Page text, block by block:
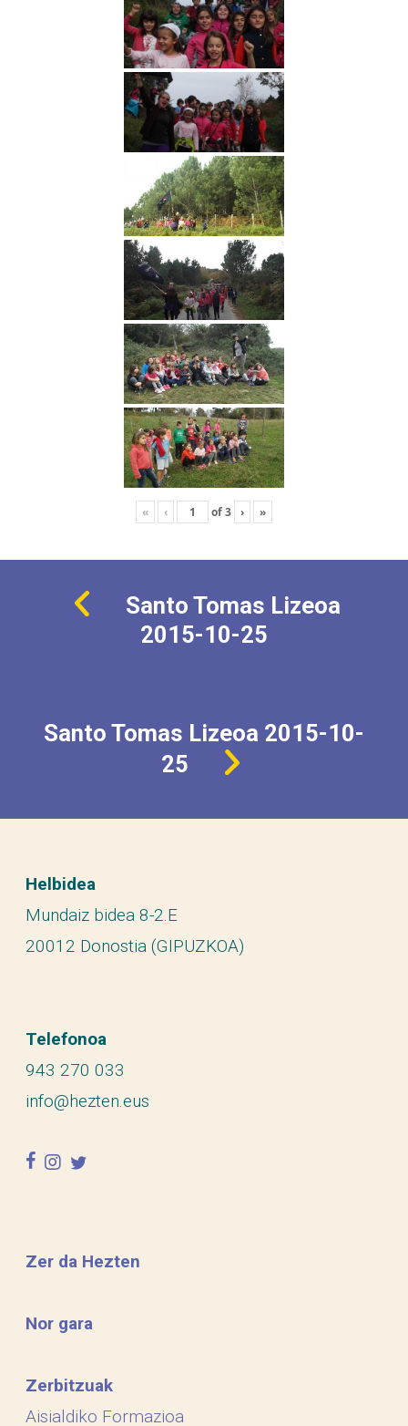
« ‹ of3 › »
Santo Tomas Lizeoa
2015-10-25
Santo Tomas Lizeoa 2015-10-
25
Helbidea
Mundaiz bidea 8-2.E
20012 Donostia (GIPUZKOA)
Telefonoa
943 270 033
info@hezten.eus
facebook
instagram
twitter
Zer da Hezten
Nor gara
Zerbitzuak
Aisialdiko Formazioa